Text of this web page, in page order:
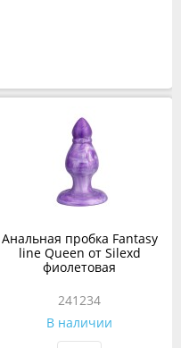
Анальная пробка Fantasy
line Queen от Silexd
фиолетовая
241234
В наличии